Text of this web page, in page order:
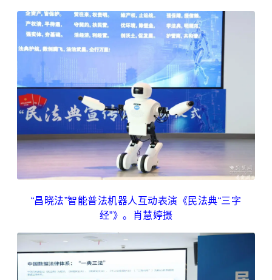
“昌晓法”智能普法机器人互动表演《民法典“三字
经”》。肖慧婷摄